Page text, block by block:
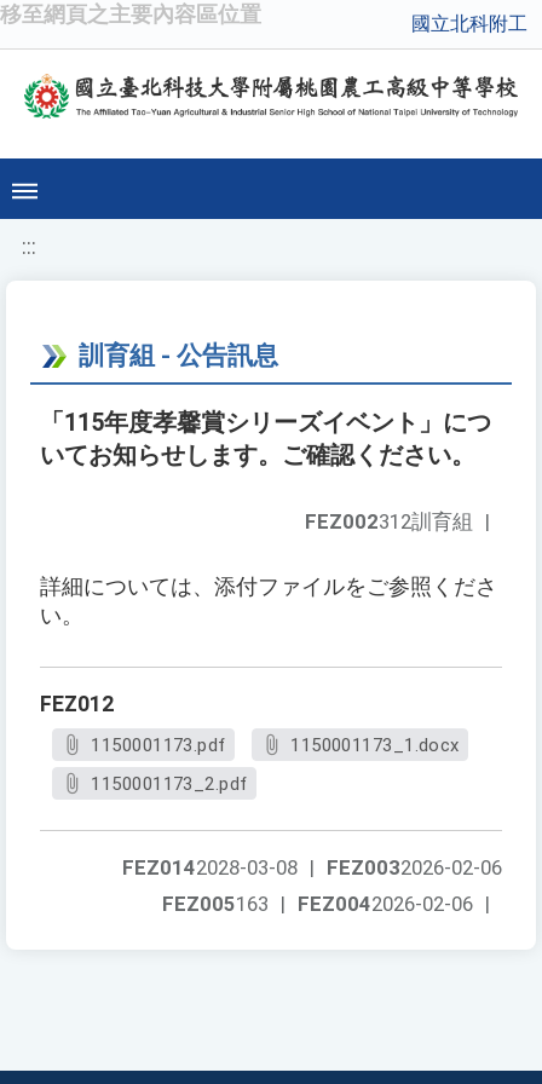
移至網頁之主要內容區位置 國立北科附工
:::
訓育組 - 公告訊息
「115年度孝馨賞シリーズイベント」につ
いてお知らせします。ご確認ください。
FEZ002312訓育組 |
詳細については、添付ファイルをご参照くださ
い。
FEZ012
1150001173.pdf
1150001173_1.docx
1150001173_2.pdf
FEZ0032026-02-06
FEZ0142028-03-08 |
FEZ0042026-02-06 |
FEZ005163 |